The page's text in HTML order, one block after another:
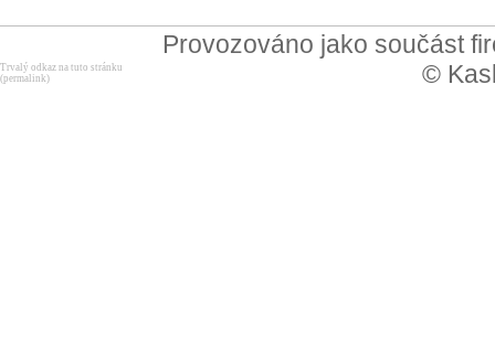
Provozováno jako součást
©
Trvalý odkaz na tuto stránku
(permalink)